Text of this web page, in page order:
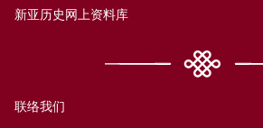
新亚历史网上资料库
联络我们